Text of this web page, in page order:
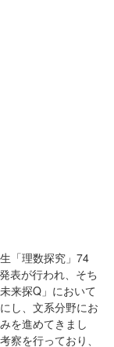
「理数探究」74
表が行われ、そち
来探Q」において
し、文系分野にお
を進めてきまし
察を行っており、